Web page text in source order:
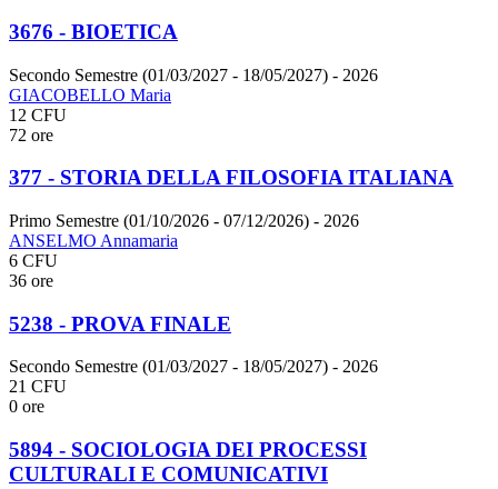
3676 - BIOETICA
Secondo Semestre (01/03/2027 - 18/05/2027) - 2026
GIACOBELLO Maria
12 CFU
72 ore
377 - STORIA DELLA FILOSOFIA ITALIANA
Primo Semestre (01/10/2026 - 07/12/2026) - 2026
ANSELMO Annamaria
6 CFU
36 ore
5238 - PROVA FINALE
Secondo Semestre (01/03/2027 - 18/05/2027) - 2026
21 CFU
0 ore
5894 - SOCIOLOGIA DEI PROCESSI
CULTURALI E COMUNICATIVI